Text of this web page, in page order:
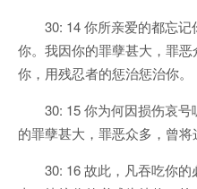
30: 14 你所亲爱的都忘记
你。我因你的罪孽甚大，罪
你，用残忍者的惩治惩治你。
30: 15 你为何因损伤哀
的罪孽甚大，罪恶众多，曾将
30: 16 故此，凡吞吃你